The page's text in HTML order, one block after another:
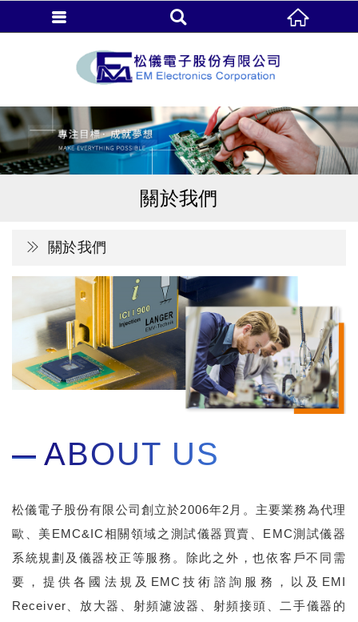
關於我們
關於我們
ABOUT US
松儀電子股份有限公司創立於2006年2月。主要業務為代理
歐、美EMC&IC相關領域之測試儀器買賣、EMC測試儀器
系統規劃及儀器校正等服務。除此之外，也依客戶不同需
要，提供各國法規及EMC技術諮詢服務，以及EMI
Receiver、放大器、射頻濾波器、射頻接頭、二手儀器的